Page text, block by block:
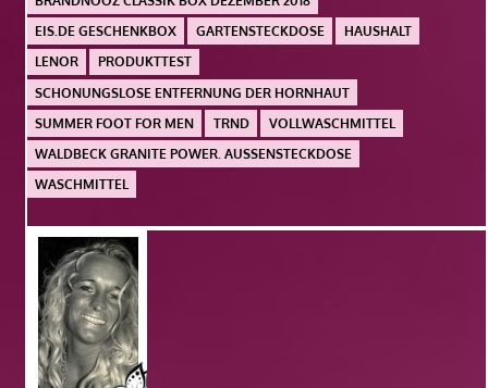
EIS.DE GESCHENKBOX
GARTENSTECKDOSE
HAUSHALT
LENOR
PRODUKTTEST
SCHONUNGSLOSE ENTFERNUNG DER HORNHAUT
SUMMER FOOT FOR MEN
TRND
VOLLWASCHMITTEL
WALDBECK GRANITE POWER. AUSSENSTECKDOSE
WASCHMITTEL